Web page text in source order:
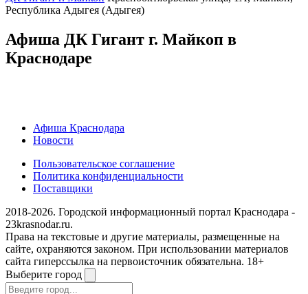
Республика Адыгея (Адыгея)
Афиша ДК Гигант г. Майкоп в
Краснодаре
Афиша Краснодара
Новости
Пользовательское соглашение
Политика конфиденциальности
Поставщики
2018-2026. Городской информационный портал Краснодара -
23krasnodar.ru.
Права на текстовые и другие материалы, размещенные на
сайте, охраняются законом. При использовании материалов
сайта гиперссылка на первоисточник обязательна. 18+
Выберите город